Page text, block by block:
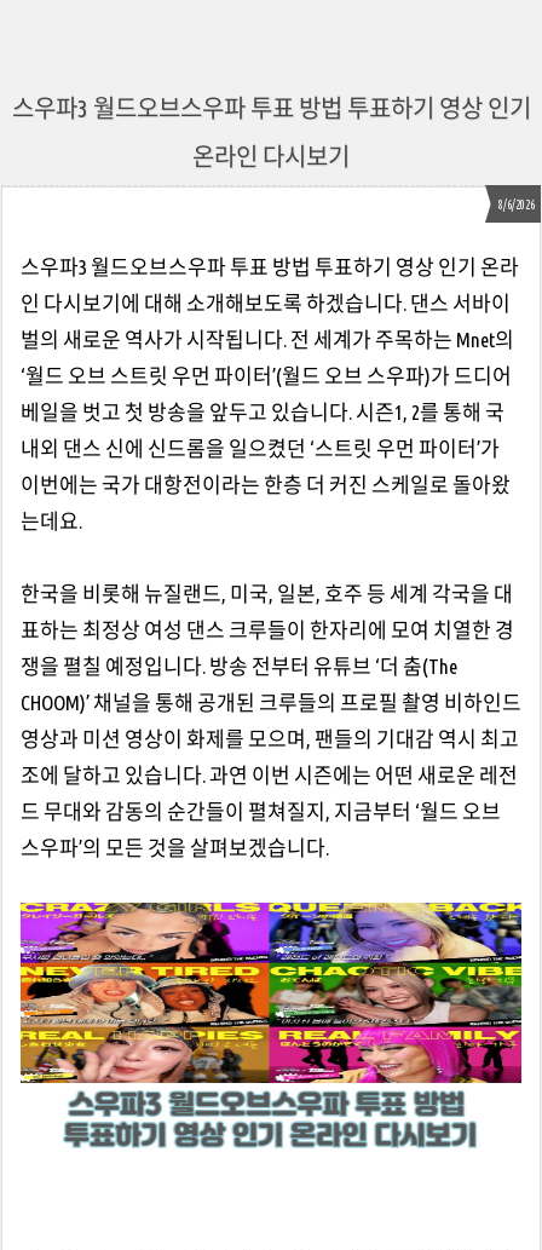
스우파3 월드오브스우파 투표 방법 투표하기 영상 인기
온라인 다시보기
8/6/2026
스우파3 월드오브스우파 투표 방법 투표하기 영상 인기 온라
인 다시보기에 대해 소개해보도록 하겠습니다. 댄스 서바이
벌의 새로운 역사가 시작됩니다. 전 세계가 주목하는 Mnet의
‘월드 오브 스트릿 우먼 파이터’(월드 오브 스우파)가 드디어
베일을 벗고 첫 방송을 앞두고 있습니다. 시즌1, 2를 통해 국
내외 댄스 신에 신드롬을 일으켰던 ‘스트릿 우먼 파이터’가
이번에는 국가 대항전이라는 한층 더 커진 스케일로 돌아왔
는데요.
한국을 비롯해 뉴질랜드, 미국, 일본, 호주 등 세계 각국을 대
표하는 최정상 여성 댄스 크루들이 한자리에 모여 치열한 경
쟁을 펼칠 예정입니다. 방송 전부터 유튜브 ‘더 춤(The
CHOOM)’ 채널을 통해 공개된 크루들의 프로필 촬영 비하인드
영상과 미션 영상이 화제를 모으며, 팬들의 기대감 역시 최고
조에 달하고 있습니다. 과연 이번 시즌에는 어떤 새로운 레전
드 무대와 감동의 순간들이 펼쳐질지, 지금부터 ‘월드 오브
스우파’의 모든 것을 살펴보겠습니다.